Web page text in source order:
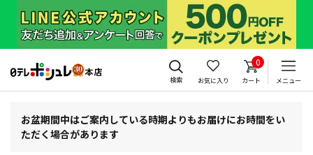
検索 お気に入り
0
カート メニュー
お盆期間中はご案内している時期よりもお届けにお時間をい
ただく場合があります